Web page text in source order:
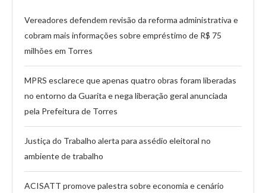
Vereadores defendem revisão da reforma administrativa e
cobram mais informações sobre empréstimo de R$ 75
milhões em Torres
MPRS esclarece que apenas quatro obras foram liberadas
no entorno da Guarita e nega liberação geral anunciada
pela Prefeitura de Torres
Justiça do Trabalho alerta para assédio eleitoral no
ambiente de trabalho
ACISATT promove palestra sobre economia e cenário